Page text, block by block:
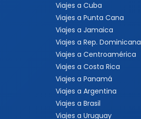
Viajes a Cuba
Viajes a Punta Cana
Viajes a Jamaica
Viajes a Rep. Dominicana
Viajes a Centroamérica
Viajes a Costa Rica
Viajes a Panamá
Viajes a Argentina
Viajes a Brasil
Viajes a Uruguay